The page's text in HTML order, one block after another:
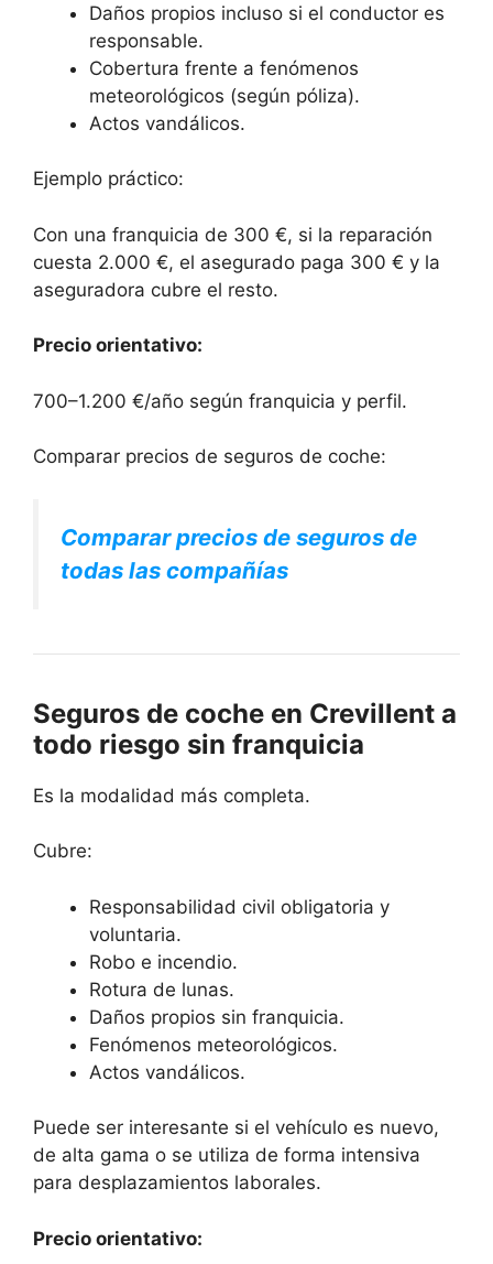
Daños propios incluso si el conductor es
responsable.
Cobertura frente a fenómenos
meteorológicos (según póliza).
Actos vandálicos.
Ejemplo práctico:
Con una franquicia de 300 €, si la reparación
cuesta 2.000 €, el asegurado paga 300 € y la
aseguradora cubre el resto.
Precio orientativo:
700–1.200 €/año según franquicia y perfil.
Comparar precios de seguros de coche:
Comparar precios de seguros de
todas las compañías
Seguros de coche en Crevillent a
todo riesgo sin franquicia
Es la modalidad más completa.
Cubre:
Responsabilidad civil obligatoria y
voluntaria.
Robo e incendio.
Rotura de lunas.
Daños propios sin franquicia.
Fenómenos meteorológicos.
Actos vandálicos.
Puede ser interesante si el vehículo es nuevo,
de alta gama o se utiliza de forma intensiva
para desplazamientos laborales.
Precio orientativo: